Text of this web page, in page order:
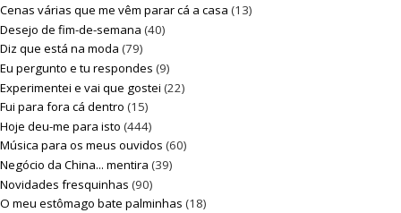
Cenas várias que me vêm parar cá a casa (13)
Desejo de fim-de-semana (40)
Diz que está na moda (79)
Eu pergunto e tu respondes (9)
Experimentei e vai que gostei (22)
Fui para fora cá dentro (15)
Hoje deu-me para isto (444)
Música para os meus ouvidos (60)
Negócio da China... mentira (39)
Novidades fresquinhas (90)
O meu estômago bate palminhas (18)